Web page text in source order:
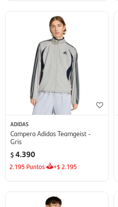
ADIDAS
Campera Adidas Teamgeist -
Gris
$4.390
2.195 Puntos +$ 2.195